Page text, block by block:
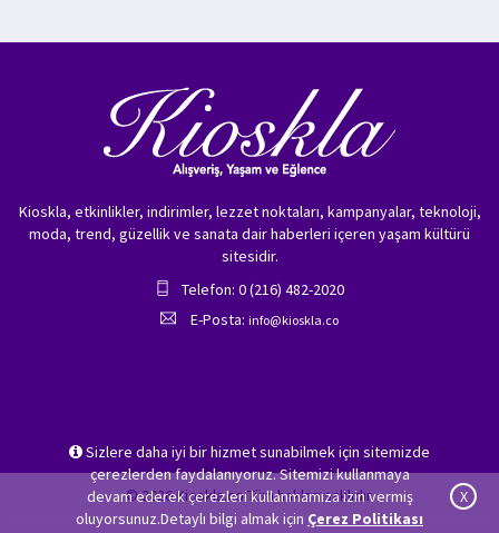
Sizlere daha iyi bir hizmet sunabilmek için sitemizde
çerezlerden faydalanıyoruz. Sitemizi kullanmaya
devam ederek çerezleri kullanmamıza izin vermiş
oluyorsunuz.Detaylı bilgi almak için Çerez Politikası
X
Kioskla, etkinlikler, indirimler, lezzet noktaları, kampanyalar, teknoloji,
moda, trend, güzellik ve sanata dair haberleri içeren yaşam kültürü
sitesidir.
Telefon: 0 (216) 482-2020
E-Posta: info@kioskla.co
© 2026 Kioskla.co Tüm hakları saklıdır.